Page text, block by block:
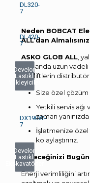
DL320-
7
DL420-
7
Develon
Lastikli
Yükleyiciler
DX190W-
7
Develon
Lastikli
Ekskavatörler
Neden BOBCAT
ALL’dan
ASKO GLOB ALL ,
zamanda uzun
forkliftlerin
Size özel çözüm
Yetkili servis
zaman
İşletmenize özel
kolaylaştırırız.
Geleceğinizi
Enerji verimliliğini